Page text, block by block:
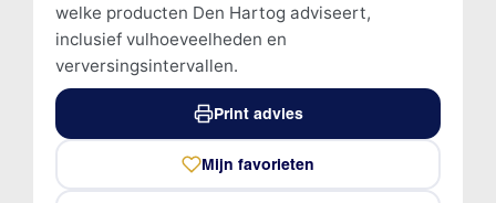
welke producten Den Hartog adviseert,
inclusief vulhoeveelheden en
verversingsintervallen.
Print advies
Mijn favorieten